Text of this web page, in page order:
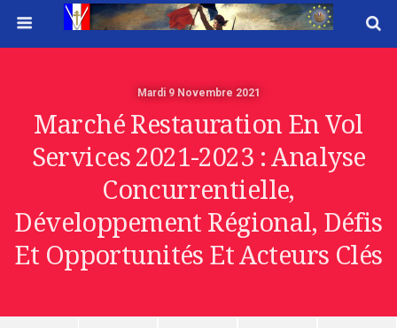
Mardi 9 Novembre 2021
Marché Restauration En Vol
Services 2021-2023 : Analyse
Concurrentielle,
Développement Régional, Défis
Et Opportunités Et Acteurs Clés